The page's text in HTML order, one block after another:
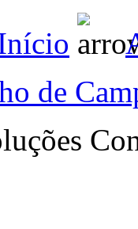
de